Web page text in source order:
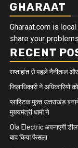
GHARAAT
Gharaat.com is
share your
RECENT
सप्ताहांत से पहले नैनीताल और
जिलाधिकारी ने अधिकारियों
प्लास्टिक मुक्त उत्तराखंड
मुख्यमंत्री धामी ने
Ola Electric अपनाएगी
बाद किया फैसला